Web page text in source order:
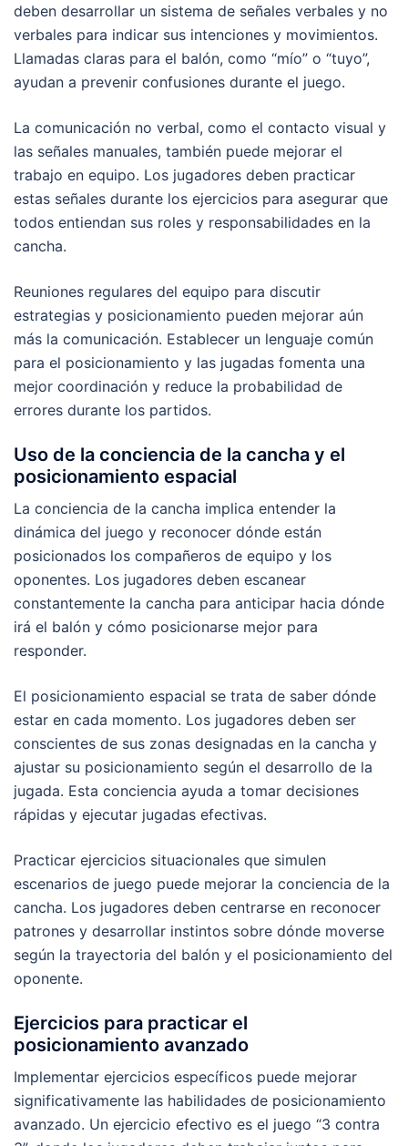
deben desarrollar un sistema de señales verbales y no
verbales para indicar sus intenciones y movimientos.
Llamadas claras para el balón, como “mío” o “tuyo”,
ayudan a prevenir confusiones durante el juego.
La comunicación no verbal, como el contacto visual y
las señales manuales, también puede mejorar el
trabajo en equipo. Los jugadores deben practicar
estas señales durante los ejercicios para asegurar que
todos entiendan sus roles y responsabilidades en la
cancha.
Reuniones regulares del equipo para discutir
estrategias y posicionamiento pueden mejorar aún
más la comunicación. Establecer un lenguaje común
para el posicionamiento y las jugadas fomenta una
mejor coordinación y reduce la probabilidad de
errores durante los partidos.
Uso de la conciencia de la cancha y el
posicionamiento espacial
La conciencia de la cancha implica entender la
dinámica del juego y reconocer dónde están
posicionados los compañeros de equipo y los
oponentes. Los jugadores deben escanear
constantemente la cancha para anticipar hacia dónde
irá el balón y cómo posicionarse mejor para
responder.
El posicionamiento espacial se trata de saber dónde
estar en cada momento. Los jugadores deben ser
conscientes de sus zonas designadas en la cancha y
ajustar su posicionamiento según el desarrollo de la
jugada. Esta conciencia ayuda a tomar decisiones
rápidas y ejecutar jugadas efectivas.
Practicar ejercicios situacionales que simulen
escenarios de juego puede mejorar la conciencia de la
cancha. Los jugadores deben centrarse en reconocer
patrones y desarrollar instintos sobre dónde moverse
según la trayectoria del balón y el posicionamiento del
oponente.
Ejercicios para practicar el
posicionamiento avanzado
Implementar ejercicios específicos puede mejorar
significativamente las habilidades de posicionamiento
avanzado. Un ejercicio efectivo es el juego “3 contra